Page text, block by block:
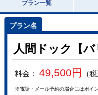
プラン一覧
人間ドック【バ
料金： 49,500円 （
※電話・メール予約の場合にはポイ